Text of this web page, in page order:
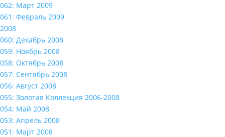
062: Март 2009
061: Февраль 2009
2008
060: Декабрь 2008
059: Ноябрь 2008
058: Октябрь 2008
057: Сентябрь 2008
056: Август 2008
055: Золотая Коллекция 2006-2008
054: Май 2008
053: Апрель 2008
051: Март 2008